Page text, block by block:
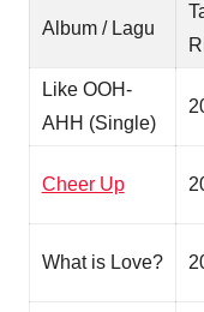
Album / Lagu
Like OOH-
AHH (Single)
Cheer Up
What is Love?